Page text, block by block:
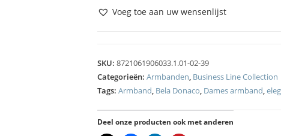
Voeg toe aan uw wensenlijst
SKU: 8721061906033.1.01-02-39
Categorieën: Armbanden, Business Line Collection
Tags: Armband, Bela Donaco, Dames armband,
Deel onze producten ook met anderen